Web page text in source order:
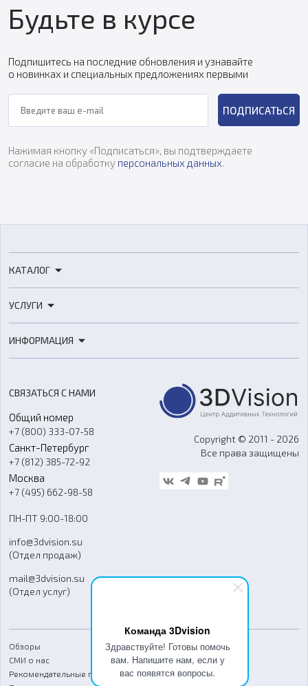
Команда 3Dvision
Здравствуйте! Готовы помочь
вам. Напишите нам, если у
вас появятся вопросы.
Будьте в курсе
Подпишитесь на последние обновления и узнавайте
о новинках и специальных предложениях первыми
ПОДПИСАТЬСЯ
Нажимая кнопку «Подписаться», вы подтверждаете
согласие на обработку персональных данных
КАТАЛОГ
3D-сканеры
Расходные материалы
Оборудование и материалы для вакуумного литья
Аксессуары и прочее оборудование
Программное обеспечение
УСЛУГИ
3D-моделирование
Ремонт и услуги
ИНФОРМАЦИЯ
О компании
Контакты
Гос. закупки
Стать дилером
Блог
FAQ
СВЯЗАТЬСЯ С НАМИ
Общий номер
+7 (800) 333-07-58
Санкт-Петербург
+7 (812) 385-72-92
Москва
+7 (495) 662-98-58
ПН-ПТ 9:00-18:00
info@3dvision.su
(Отдел продаж)
mail@3dvision.su
(Отдел услуг)
Copyright © 2011 - 2026
Все права защищены
Обзоры
СМИ о нас
Рекомендательные письма